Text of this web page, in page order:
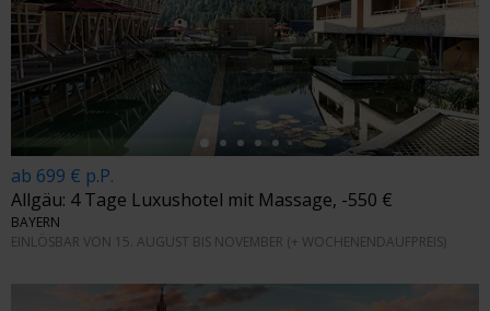
←
ab 699 € p.P.
Allgäu: 4 Tage Luxushotel mit Massage, -550 €
BAYERN
EINLÖSBAR VON 15. AUGUST BIS NOVEMBER (+ WOCHENENDAUFPREIS)